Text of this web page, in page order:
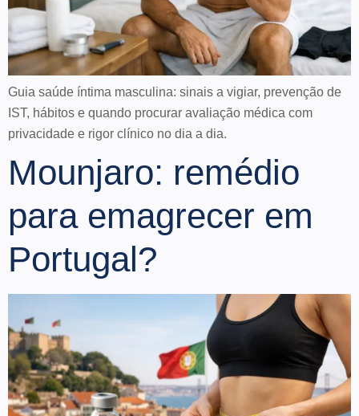
Guia saúde íntima masculina: sinais a vigiar, prevenção de
IST, hábitos e quando procurar avaliação médica com
privacidade e rigor clínico no dia a dia.
Mounjaro: remédio
para emagrecer em
Portugal?